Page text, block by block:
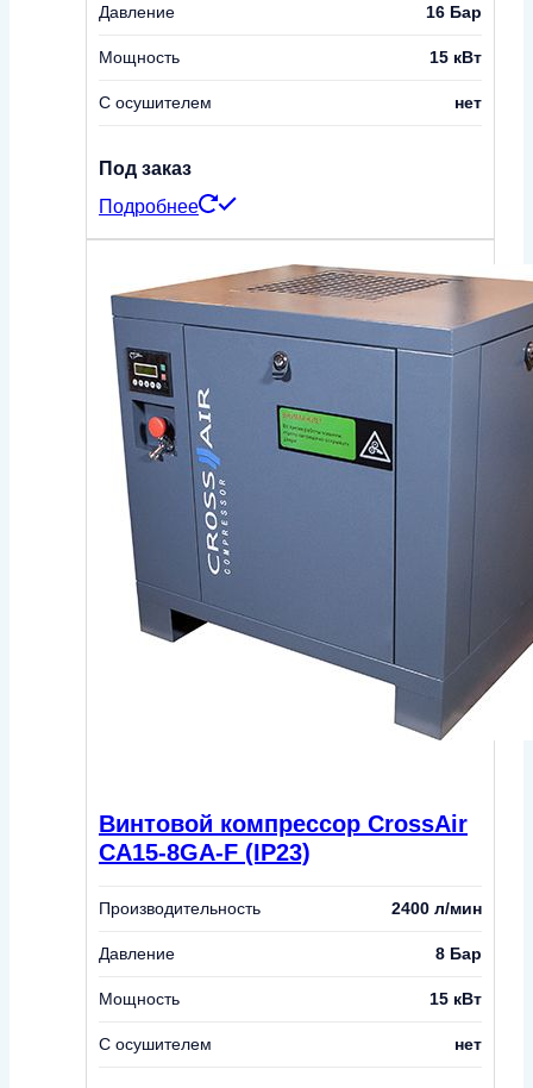
Давление 16 Бар
Мощность 15 кВт
С осушителем нет
Под заказ
Подробнее
Винтовой компрессор CrossAir
CA15-8GA-F (IP23)
Производительность 2400 л/мин
Давление 8 Бар
Мощность 15 кВт
С осушителем нет